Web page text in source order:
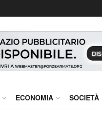
ECONOMIA SOCIETÀ